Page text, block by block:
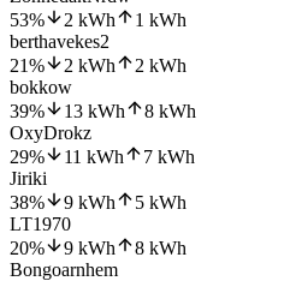
53% 2 kWh 1 kWh
berthavekes2
21% 2 kWh 2 kWh
bokkow
39% 13 kWh 8 kWh
OxyDrokz
29% 11 kWh 7 kWh
Jiriki
38% 9 kWh 5 kWh
LT1970
20% 9 kWh 8 kWh
Bongoarnhem